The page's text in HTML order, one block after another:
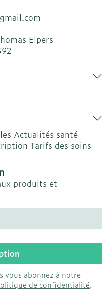
gmail.com
Elpers
Actualités santé
Tarifs des soins
produits et
vous abonnez à notre
de confidentialité.